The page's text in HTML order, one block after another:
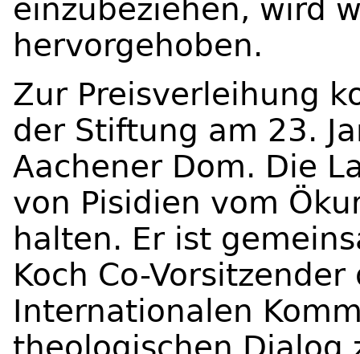
einzubeziehen, wird
hervorgehoben.
Zur Preisverleihung
der Stiftung am 23.
Aachener Dom. Die
von Pisidien vom
halten. Er ist
Koch Co-
Internationalen